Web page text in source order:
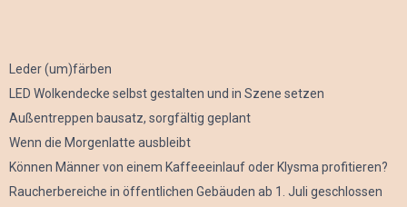
Leder (um)färben
LED Wolkendecke selbst gestalten und in Szene setzen
Außentreppen bausatz, sorgfältig geplant
Wenn die Morgenlatte ausbleibt
Können Männer von einem Kaffeeeinlauf oder Klysma profitieren?
Raucherbereiche in öffentlichen Gebäuden ab 1. Juli geschlossen